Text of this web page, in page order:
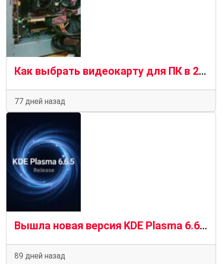
Как выбрать видеокарту для ПК в 2026 году — подробное руководство
77 дней назад
Вышла новая версия KDE Plasma 6.6.5, повышающая производительность для пользователей графических процессоров NVIDIA
89 дней назад